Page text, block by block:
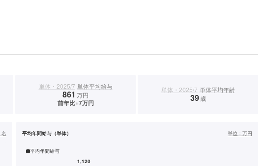
単体・2025/7 単体平均給与
861 万円
前年比+7万円
単体・2025/7 単体平均年齢
39 歳
名 平均年間給与（単体） 単位： 万円
平均年間給与